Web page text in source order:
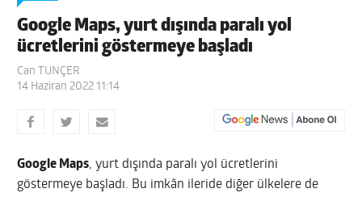
Google Maps, yurt dışında paralı yol
ücretlerini göstermeye başladı
Can TUNÇER
14 Haziran 2022 11:14
Google Maps, yurt dışında paralı yol ücretlerini
göstermeye başladı. Bu imkân ileride diğer ülkelere de